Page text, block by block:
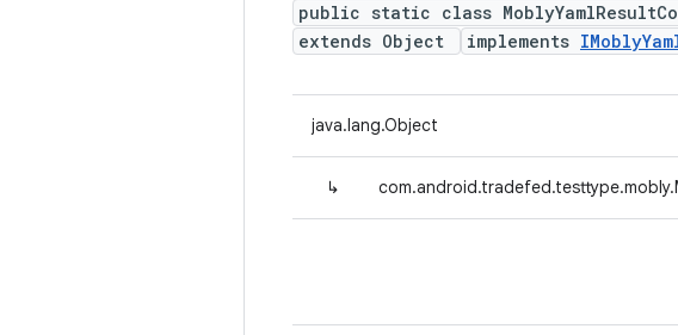
public static class
extends Object
implements
java.lang.Object
↳